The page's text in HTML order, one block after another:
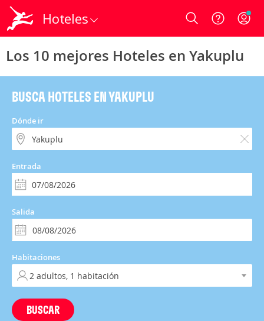
Hoteles Login
Los 10 mejores Hoteles en Yakuplu
BUSCA HOTELES EN YAKUPLU
Dónde ir
Entrada
Salida
Habitaciones
BUSCAR